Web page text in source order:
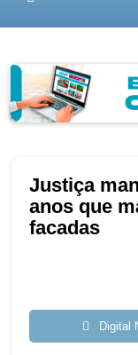
Justiça
anos que
facadas
Digital